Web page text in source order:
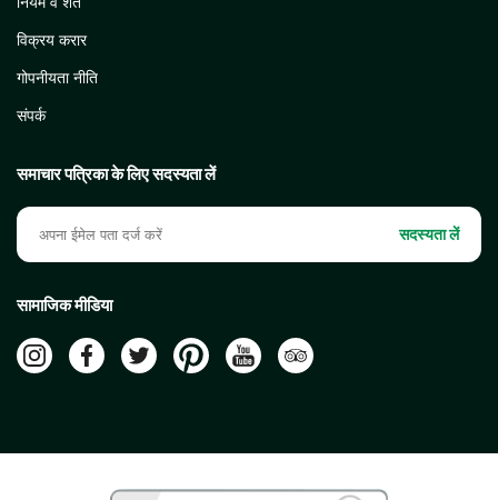
विक्रय करार
गोपनीयता नीति
संपर्क
समाचार पत्रिका के लिए सदस्यता लें
सदस्यता लें
सामाजिक मीडिया